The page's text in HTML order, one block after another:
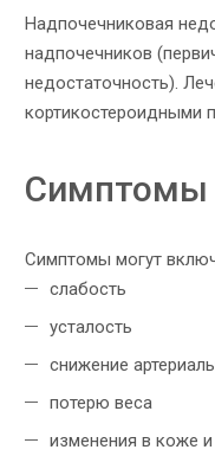
Надпочечниковая
надпочечников
недостаточность).
кортикостероидными
Симптомы
Симптомы могут
слабость
усталость
снижение
потерю веса
изменения в коже и